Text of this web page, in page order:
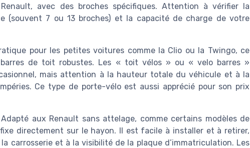
avec des broches spécifiques. Attention à vérifier la
(souvent 7 ou 13 broches) et la capacité de charge de votre
pour les petites voitures comme la Clio ou la Twingo, ce
barres de toit robustes. Les « toit vélos » ou « velo barres »
mais attention à la hauteur totale du véhicule et à la
Ce type de porte-vélo est aussi apprécié pour son prix
aux Renault sans attelage, comme certains modèles de
fixe directement sur le hayon. Il est facile à installer et à retirer,
carrosserie et à la visibilité de la plaque d’immatriculation. Les